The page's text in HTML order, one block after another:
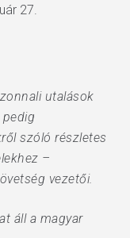
27.
utalások
szóló részletes
–
vezetői.
áll a magyar